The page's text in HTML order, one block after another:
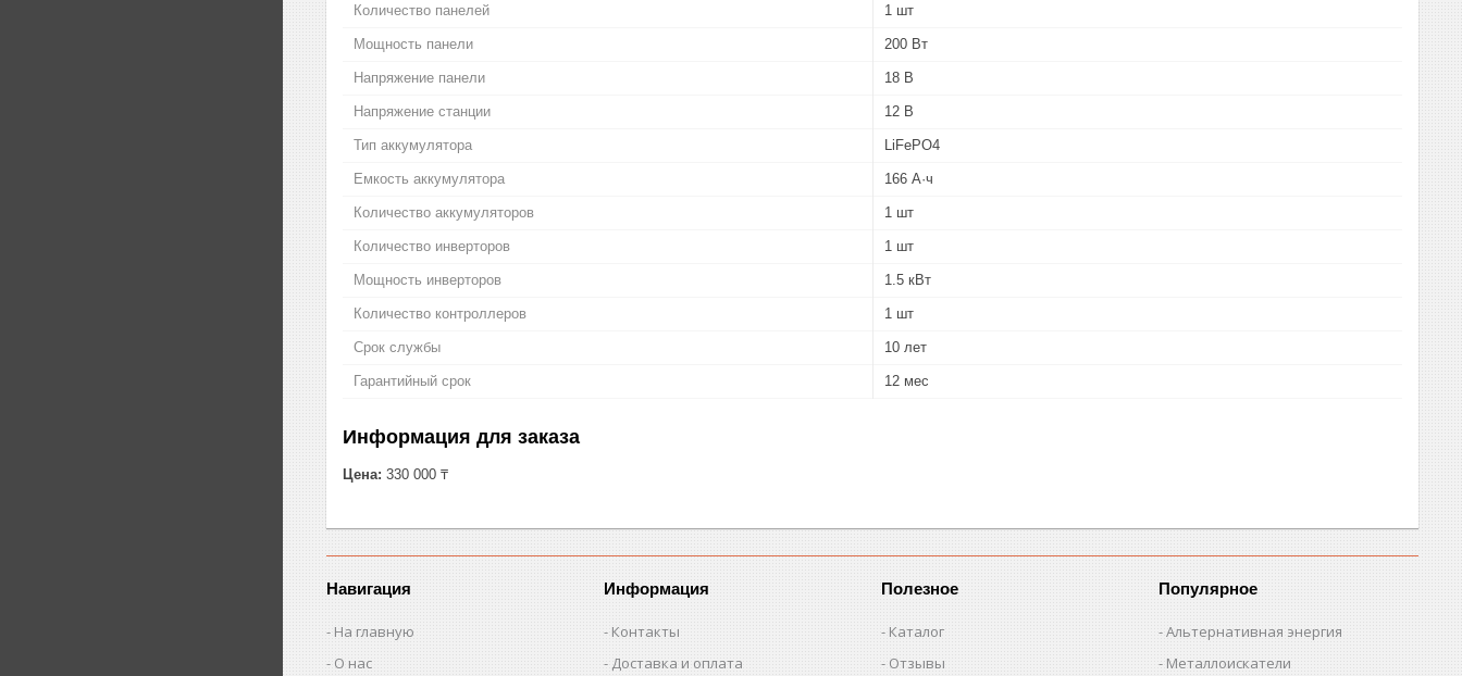
Количество панелей 1 шт
Мощность панели 200 Вт
Напряжение панели 18 В
Напряжение станции 12 В
Тип аккумулятора LiFePO4
Емкость аккумулятора 166 А·ч
Количество аккумуляторов 1 шт
Количество инверторов 1 шт
Мощность инверторов 1.5 кВт
Количество контроллеров 1 шт
Срок службы 10 лет
Гарантийный срок 12 мес
Информация для заказа
Цена: 330 000 ₸
Навигация
На главную
О нас
Информация
Контакты
Доставка и оплата
Полезное
Каталог
Отзывы
Популярное
Альтернативная энергия
Металлоискатели